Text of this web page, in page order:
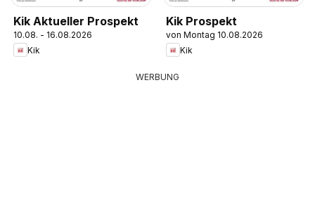
Kik Aktueller Prospekt
10.08. - 16.08.2026
Kik
Kik Prospekt
von Montag 10.08.2026
Kik
WERBUNG